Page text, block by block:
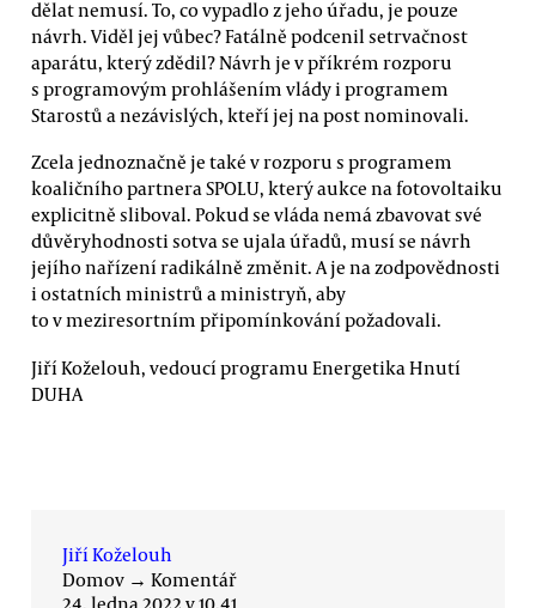
dělat nemusí. To, co vypadlo z jeho úřadu, je pouze
návrh. Viděl jej vůbec? Fatálně podcenil setrvačnost
aparátu, který zdědil? Návrh je v příkrém rozporu
s programovým prohlášením vlády i programem
Starostů a nezávislých, kteří jej na post nominovali.
Zcela jednoznačně je také v rozporu s programem
koaličního partnera SPOLU, který aukce na fotovoltaiku
explicitně sliboval. Pokud se vláda nemá zbavovat své
důvěryhodnosti sotva se ujala úřadů, musí se návrh
jejího nařízení radikálně změnit. A je na zodpovědnosti
i ostatních ministrů a ministryň, aby
to v meziresortním připomínkování požadovali.
Jiří Koželouh, vedoucí programu Energetika Hnutí
DUHA
Jiří Koželouh
Domov → Komentář